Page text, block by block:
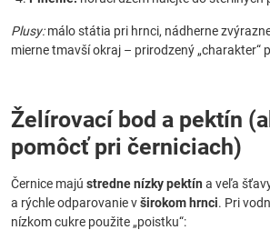
Plusy:málo státia pri hrnci, nádherne
mierne tmavší okraj – prirodzený „charakter“
Želírovací bod a pektín
pomôcť pri černiciach)
Černice majú stredne nízky pektín a veľa
a rýchle odparovanie vširokom hrnci. Pri
nízkom cukre použite „poistku“: